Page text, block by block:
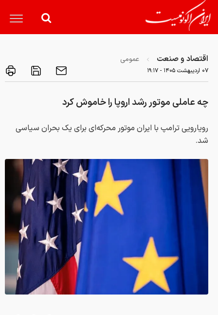
اقتصاد و صنعت عمومی
۰۷ ارديبهشت ۱۴۰۵ - ۱۹:۱۷
چه عاملی موتور رشد اروپا را خاموش کرد
رویارویی ترامپ با ایران موتور محرکه‌ای برای یک بحران سیاسی
شد.